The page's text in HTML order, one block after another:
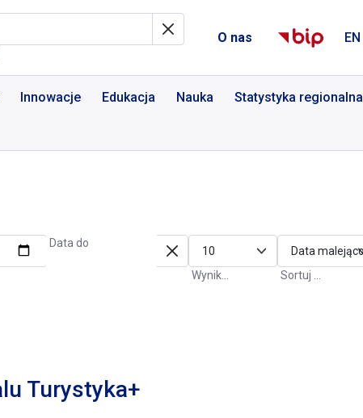
Informacyjny O nas EN
Innowacje Edukacja Nauka Statystyka regionalna
Data do
Wyniki na stronę
Turystyka+